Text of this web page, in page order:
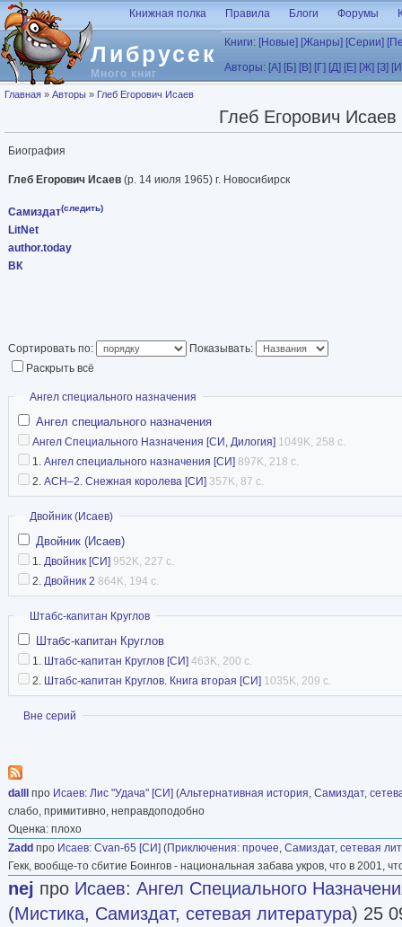
Перейти к основному содержанию
Либрусек
Много книг
Книжная полка Правила Блоги Форумы
Книги: [Новые] [Жанры] [Серии]
Авторы: [А] [Б] [В] [Г] [Д] [Е] [Ж] [З]
Вы здесь
Главная » Авторы » Глеб Егорович Исаев
Глеб Егорович Исаев
Биография
Глеб Егорович Исаев (р. 14 июля 1965) г. Новосибирск
Самиздат(следить)
LitNet
author.today
ВК
Сортировать по:
Показывать:
Раскрыть всё
Скрыть
Ангел специального назначения
Ангел специального назначения
Ангел Специального Назначения [СИ, Дилогия] 1049K, 258 с.
1. Ангел специального назначения [СИ] 897K, 218 с.
2. АСН–2. Снежная королева [СИ] 357K, 87 с.
Скрыть
Двойник (Исаев)
Двойник (Исаев)
1. Двойник [СИ] 952K, 227 с.
2. Двойник 2 864K, 194 с.
Скрыть
Штабс-капитан Круглов
Штабс-капитан Круглов
1. Штабс-капитан Круглов [СИ] 463K, 200 с.
2. Штабс-капитан Круглов. Книга вторая [СИ] 1035K, 209 с.
Показать
Вне серий
dalll про Исаев: Лис "Удача" [СИ] (Альтернативная история, Самиздат,
слабо, примитивно, неправдоподобно
Оценка: плохо
Zadd про Исаев: Cvan-65 [СИ] (Приключения: прочее, Самиздат, сетевая
Гекк, вообще-то сбитие Боингов - национальная забава укров, что в 2001,
nej про Исаев: Ангел Специального
(Мистика, Самиздат, сетевая литература) 25